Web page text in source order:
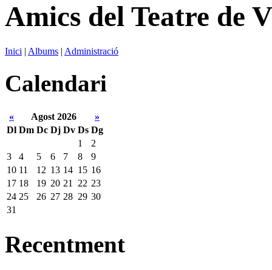
Amics del Teatre de
Inici | Albums | Administració
Calendari
« Agost 2026
»
Dl Dm Dc Dj Dv Ds Dg
1
2
3
4 5 6 7 8
9
10 11 12 13 14 15 16
17 18 19 20 21 22 23
24 25 26 27 28 29 30
31
Recentment